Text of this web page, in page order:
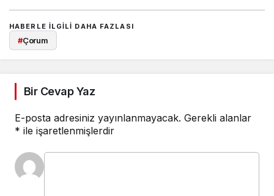
HABERLE ILGILI DAHA FAZLASI
#Çorum
Bir Cevap Yaz
E-posta adresiniz yayınlanmayacak. Gerekli alanlar
* ile işaretlenmişlerdir